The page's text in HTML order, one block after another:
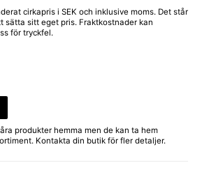
cirkapris i SEK och inklusive moms. Det står
sätta sitt eget pris. Fraktkostnader kan
för tryckfel.
produkter hemma men de kan ta hem
Kontakta din butik för fler detaljer.